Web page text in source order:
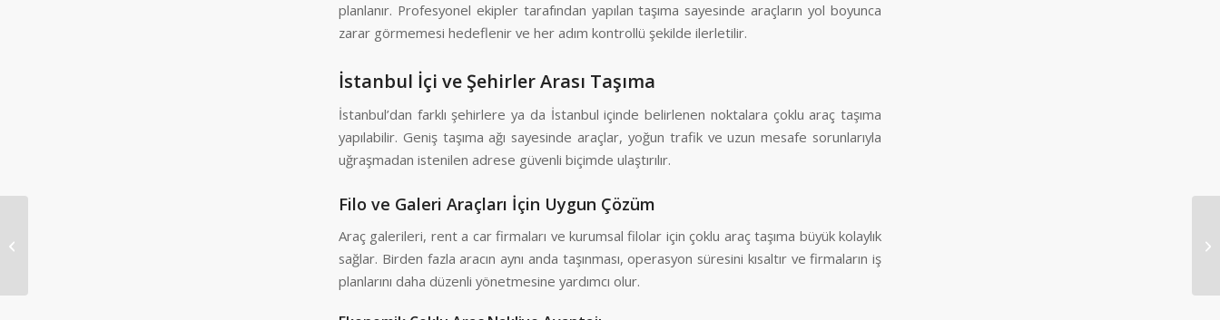
planlanır. Profesyonel ekipler tarafından yapılan taşıma sayesinde araçların yol boyunca
zarar görmemesi hedeflenir ve her adım kontrollü şekilde ilerletilir.
İstanbul İçi ve Şehirler Arası Taşıma
İstanbul’dan farklı şehirlere ya da İstanbul içinde belirlenen noktalara çoklu araç taşıma
yapılabilir. Geniş taşıma ağı sayesinde araçlar, yoğun trafik ve uzun mesafe sorunlarıyla
uğraşmadan istenilen adrese güvenli biçimde ulaştırılır.
Filo ve Galeri Araçları İçin Uygun Çözüm
Araç galerileri, rent a car firmaları ve kurumsal filolar için çoklu araç taşıma büyük kolaylık
sağlar. Birden fazla aracın aynı anda taşınması, operasyon süresini kısaltır ve firmaların iş
planlarını daha düzenli yönetmesine yardımcı olur.